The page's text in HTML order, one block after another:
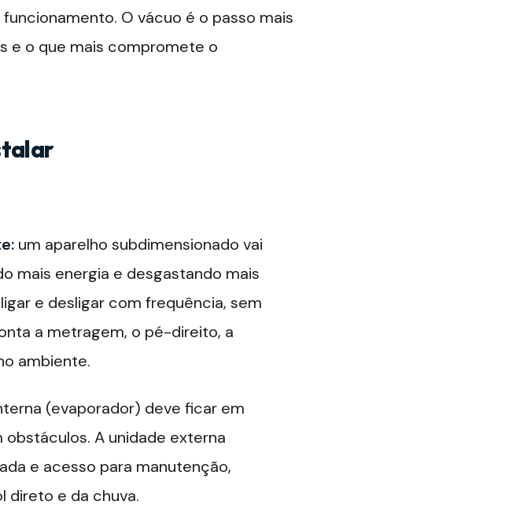
O vácuo é o passo mais
e o que mais compromete o
um aparelho subdimensionado vai
mais energia e desgastando mais
e desligar com frequência, sem
a metragem, o pé-direito, a
ambiente.
(evaporador) deve ficar em
A unidade externa
e acesso para manutenção,
direto e da chuva.